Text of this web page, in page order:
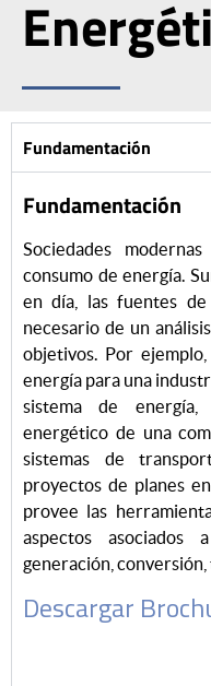
Fundamentación
Fundamentación
Sociedades
consumo de energía.
en día, las fuentes
necesario de un
objetivos. Por
energía para una
sistema de
energético de una
sistemas de
proyectos de planes
provee las
aspectos asociados
generación,
Descargar